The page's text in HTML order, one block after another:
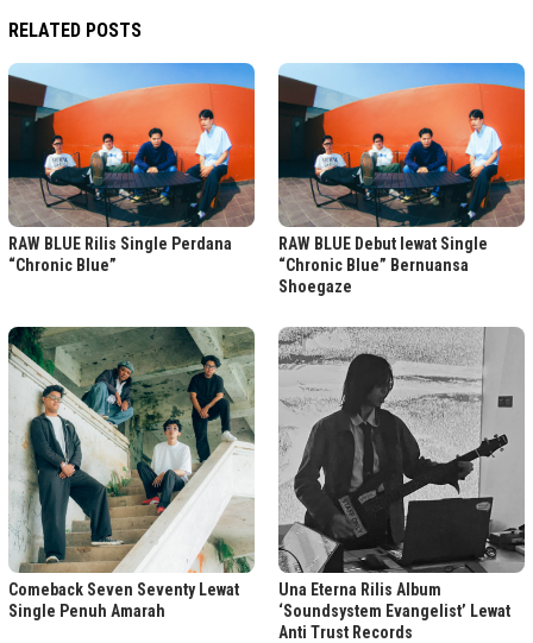
RELATED POSTS
RAW BLUE Rilis Single Perdana
“Chronic Blue”
RAW BLUE Debut lewat Single
“Chronic Blue” Bernuansa
Shoegaze
Comeback Seven Seventy Lewat
Single Penuh Amarah
Una Eterna Rilis Album
‘Soundsystem Evangelist’ Lewat
Anti Trust Records